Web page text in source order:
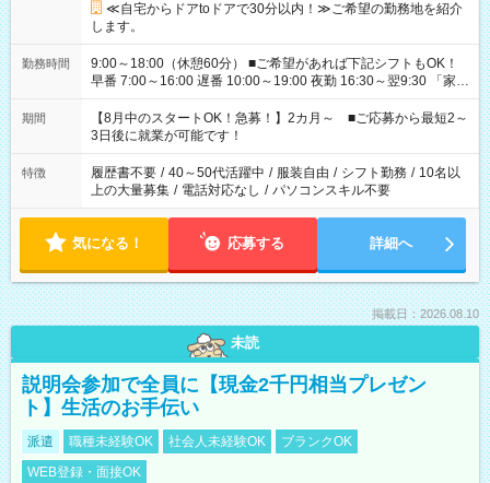
≪自宅からドアtoドアで30分以内！≫ご希望の勤務地を紹介
します。
勤務時間
9:00～18:00（休憩60分） ■ご希望があれば下記シフトもOK！
早番 7:00～16:00 遅番 10:00～19:00 夜勤 16:30～翌9:30 「家族
と休みを合わせたい」 「余裕を持って夕飯の準備がしたい」
「できれば残業はしたくない」 など、ご希望を教えてください
ね。 ※Wワーク希望の方へ 今ご覧のお仕事で希望する勤務時間
と、もう1つのお仕事の勤務時間。 合計で週40時間を超える場
合は応募できません。
期間
【8月中のスタートOK！急募！】2カ月～ ■ご応募から最短2～
3日後に就業が可能です！
特徴 履歴書不要 / 40～50代活躍中 / 服装自由 / シフト勤務 / 10名以
上の大量募集 / 電話対応なし / パソコンスキル不要
気になる！ 応募する 詳細へ
掲載日：2026.08.10
未読
説明会参加で全員に【現金2千円相当プレゼン
ト】生活のお手伝い
派遣 職種未経験OK 社会人未経験OK
ブランクOK
WEB登録・面接OK